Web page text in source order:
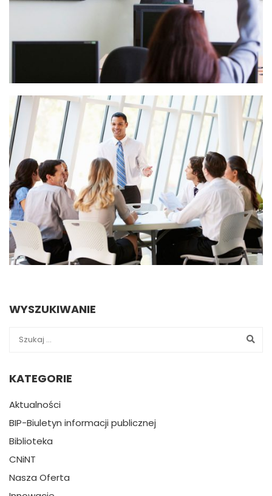
WYSZUKIWANIE
KATEGORIE
Aktualności
BIP-Biuletyn informacji publicznej
Biblioteka
CNiNT
Nasza Oferta